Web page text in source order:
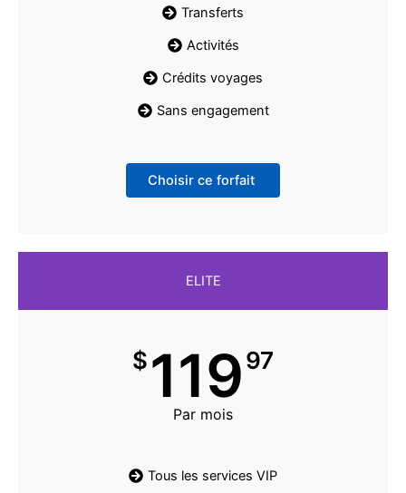
Transferts
Activités
Crédits voyages
Sans engagement
Choisir ce forfait
ELITE
$11997
Par mois
Tous les services VIP